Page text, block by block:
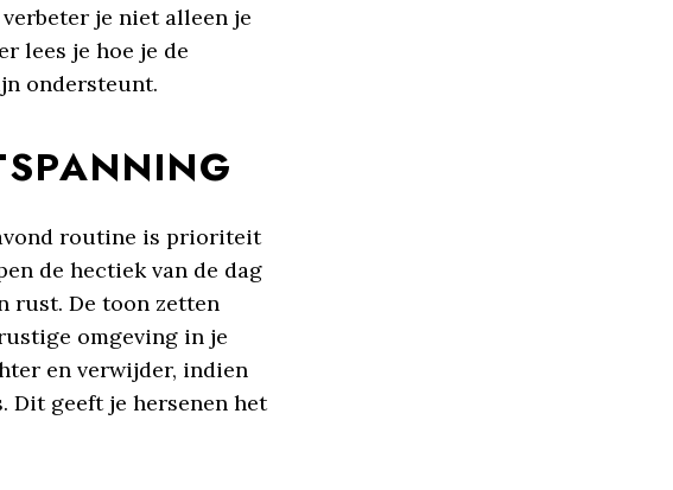
je niet alleen je
lees je hoe je de
ondersteunt.
routine is prioriteit
de hectiek van de dag
rust. De toon zetten
omgeving in je
en verwijder, indien
Dit geeft je hersenen het